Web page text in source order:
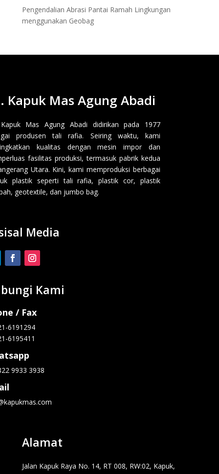
Pengendalian Abrasi Pantai Ramah Lingkungan
menggunakan Geobag
Kapuk Mas Agung Abadi
Mas Agung Abadi didirikan pada 1977
produsen tali rafia. Seiring waktu, kami
kualitas dengan mesin impor dan
fasilitas produksi, termasuk pabrik kedua
Utara. Kini, kami memproduksi berbagai
plastik seperti tali rafia, plastik cor, plastik
geotextile, dan jumbo bag.
Media
Kami
/ Fax
6191294
6195411
9933 3938
Alamat
Jalan Kapuk Raya No. 14, RT 008, RW:02, Kapuk,